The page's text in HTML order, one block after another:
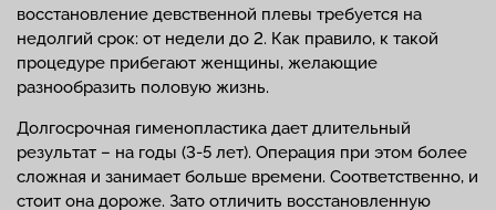
восстановление девственной плевы требуется на
недолгий срок: от недели до 2. Как правило, к такой
процедуре прибегают женщины, желающие
разнообразить половую жизнь.
Долгосрочная гименопластика дает длительный
результат – на годы (3-5 лет). Операция при этом более
сложная и занимает больше времени. Соответственно, и
стоит она дороже. Зато отличить восстановленную